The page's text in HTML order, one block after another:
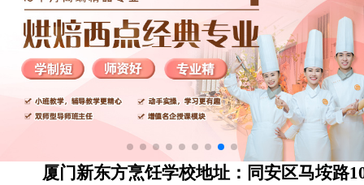
厦门新东方烹饪学校地址：同安区马垵路101